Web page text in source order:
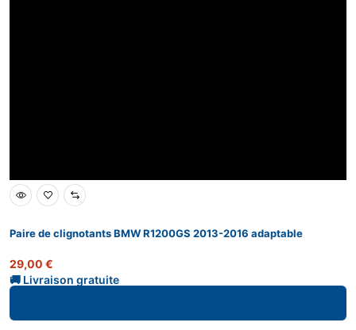
Paire de clignotants BMW R1200GS 2013-2016 adaptable
29,00 €